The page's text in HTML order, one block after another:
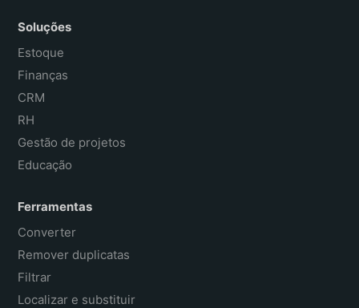
Soluções
Estoque
Finanças
CRM
RH
Gestão de projetos
Educação
Ferramentas
Converter
Remover duplicatas
Filtrar
Localizar e substituir